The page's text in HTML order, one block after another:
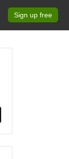
Sign up free